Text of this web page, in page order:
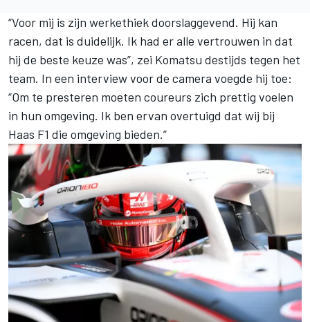
“Voor mij is zijn werkethiek doorslaggevend. Hij kan
racen, dat is duidelijk. Ik had er alle vertrouwen in dat
hij de beste keuze was”, zei Komatsu destijds tegen het
team. In een interview voor de camera voegde hij toe:
“Om te presteren moeten coureurs zich prettig voelen
in hun omgeving. Ik ben ervan overtuigd dat wij bij
Haas F1 die omgeving bieden.”